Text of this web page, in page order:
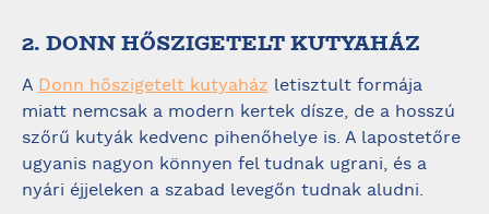
2. DONN HŐSZIGETELT KUTYAHÁZ
A Donn hőszigetelt kutyaház letisztult formája
miatt nemcsak a modern kertek dísze, de a hosszú
szőrű kutyák kedvenc pihenőhelye is. A lapostetőre
ugyanis nagyon könnyen fel tudnak ugrani, és a
nyári éjjeleken a szabad levegőn tudnak aludni.